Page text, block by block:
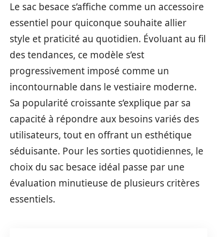
Le sac besace s’affiche comme un accessoire
essentiel pour quiconque souhaite allier
style et praticité au quotidien. Évoluant au fil
des tendances, ce modèle s’est
progressivement imposé comme un
incontournable dans le vestiaire moderne.
Sa popularité croissante s’explique par sa
capacité à répondre aux besoins variés des
utilisateurs, tout en offrant un esthétique
séduisante. Pour les sorties quotidiennes, le
choix du sac besace idéal passe par une
évaluation minutieuse de plusieurs critères
essentiels.